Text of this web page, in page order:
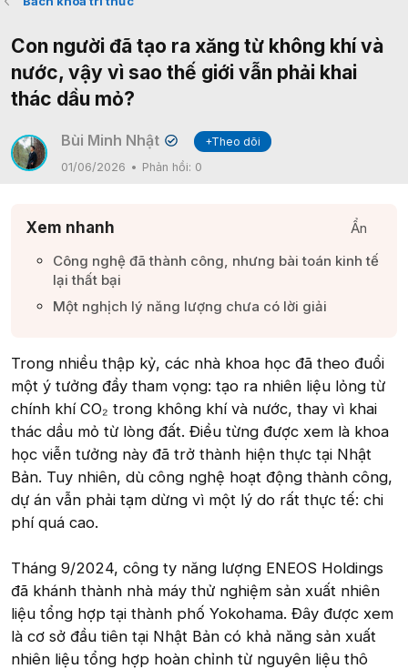
Con người đã tạo ra xăng từ không khí và
nước, vậy vì sao thế giới vẫn phải khai
thác dầu mỏ?
Bùi Minh Nhật ✔
+Theo dõi
01/06/2026
Phản hồi: 0
Xem nhanh
Ẩn
Công nghệ đã thành công, nhưng bài toán kinh tế
lại thất bại​
Một nghịch lý năng lượng chưa có lời giải​
Trong nhiều thập kỷ, các nhà khoa học đã theo đuổi
một ý tưởng đầy tham vọng: tạo ra nhiên liệu lỏng từ
chính khí CO₂ trong không khí và nước, thay vì khai
thác dầu mỏ từ lòng đất. Điều từng được xem là khoa
học viễn tưởng này đã trở thành hiện thực tại Nhật
Bản. Tuy nhiên, dù công nghệ hoạt động thành công,
dự án vẫn phải tạm dừng vì một lý do rất thực tế: chi
phí quá cao.
Tháng 9/2024, công ty năng lượng ENEOS Holdings
đã khánh thành nhà máy thử nghiệm sản xuất nhiên
liệu tổng hợp tại thành phố Yokohama. Đây được xem
là cơ sở đầu tiên tại Nhật Bản có khả năng sản xuất
nhiên liệu tổng hợp hoàn chỉnh từ nguyên liệu thô